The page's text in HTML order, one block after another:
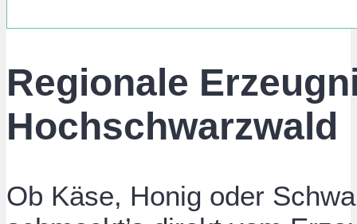
Regionale
Hochschwarzwald
Ob Käse, Honig oder